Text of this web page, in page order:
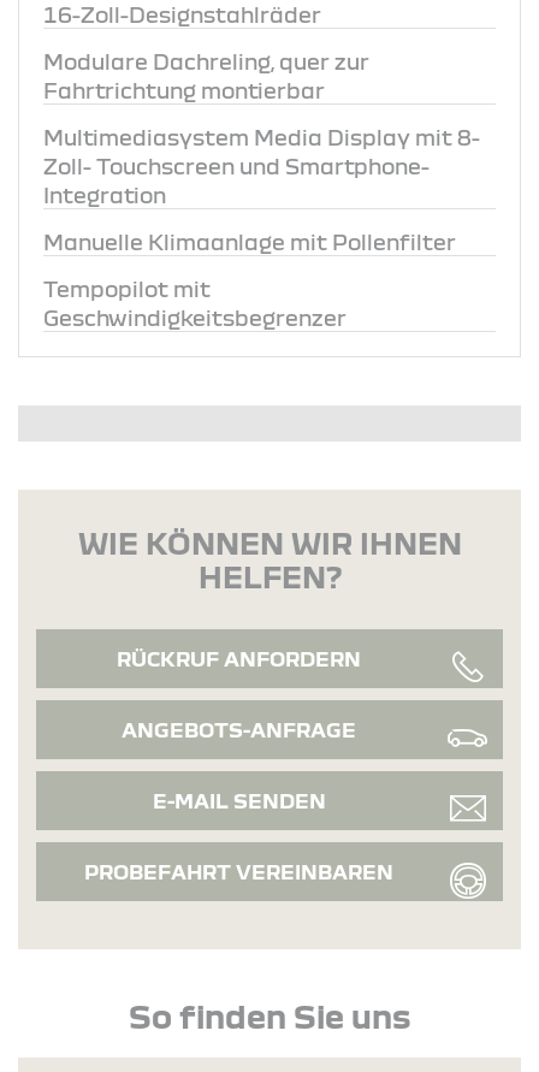
16-Zoll-Designstahlräder
Modulare Dachreling, quer zur
Fahrtrichtung montierbar
Multimediasystem Media Display mit 8-
Zoll- Touchscreen und Smartphone-
Integration
Manuelle Klimaanlage mit Pollenfilter
Tempopilot mit
Geschwindigkeitsbegrenzer
WIE KÖNNEN WIR IHNEN
HELFEN?
RÜCKRUF ANFORDERN
ANGEBOTS-ANFRAGE
E-MAIL SENDEN
PROBEFAHRT VEREINBAREN
So finden Sie uns